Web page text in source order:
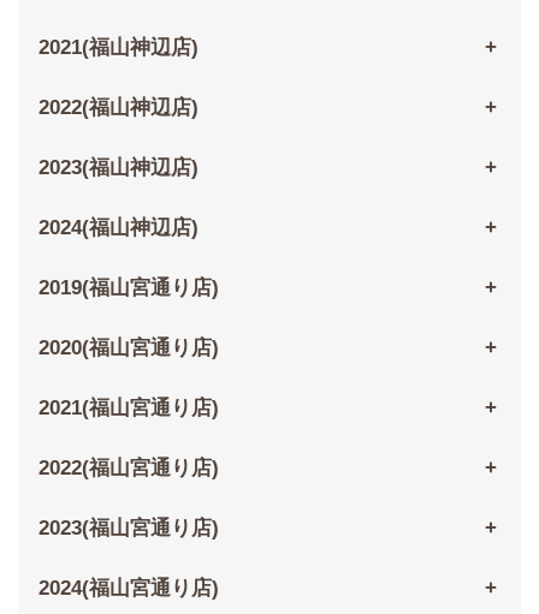
2021(福山神辺店)
2022(福山神辺店)
2023(福山神辺店)
2024(福山神辺店)
2019(福山宮通り店)
2020(福山宮通り店)
2021(福山宮通り店)
2022(福山宮通り店)
2023(福山宮通り店)
2024(福山宮通り店)